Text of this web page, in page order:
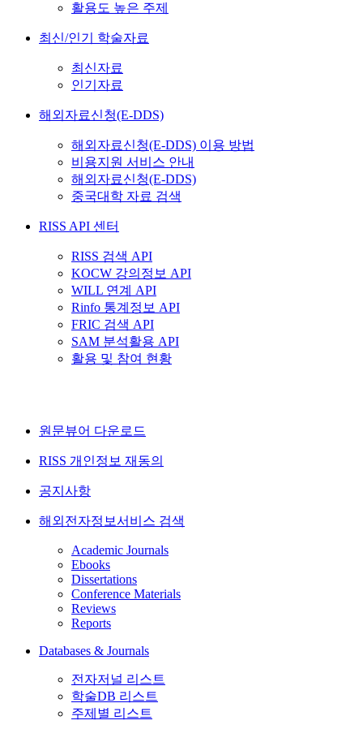
활용도 높은 주제
최신/인기 학술자료
최신자료
인기자료
해외자료신청(E-DDS)
해외자료신청(E-DDS) 이용 방법
비용지원 서비스 안내
해외자료신청(E-DDS)
중국대학 자료 검색
RISS API 센터
RISS 검색 API
KOCW 강의정보 API
WILL 연계 API
Rinfo 통계정보 API
FRIC 검색 API
SAM 분석활용 API
활용 및 참여 현황
원문뷰어 다운로드
RISS 개인정보 재동의
공지사항
해외전자정보서비스 검색
Academic Journals
Ebooks
Dissertations
Conference Materials
Reviews
Reports
Databases & Journals
전자저널 리스트
학술DB 리스트
주제별 리스트